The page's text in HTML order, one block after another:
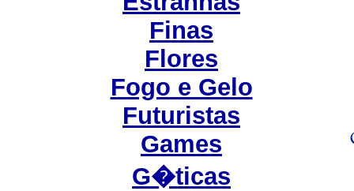
Finas
Flores
Fogo e Gelo
Futuristas
Games
G�ticas